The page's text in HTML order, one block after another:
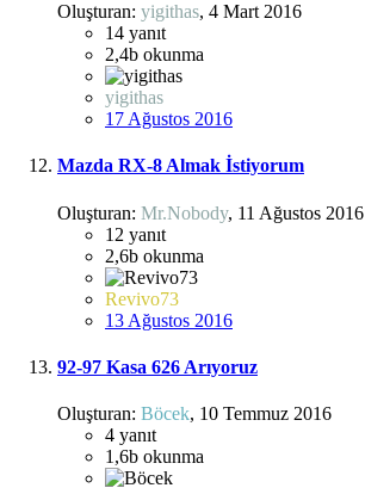
Oluşturan: yigithas, 4 Mart 2016
14 yanıt
2,4b okunma
yigithas
17 Ağustos 2016
Mazda RX-8 Almak İstiyorum
Oluşturan: Mr.Nobody, 11 Ağustos 2016
12 yanıt
2,6b okunma
Revivo73
13 Ağustos 2016
92-97 Kasa 626 Arıyoruz
Oluşturan: Böcek, 10 Temmuz 2016
4 yanıt
1,6b okunma